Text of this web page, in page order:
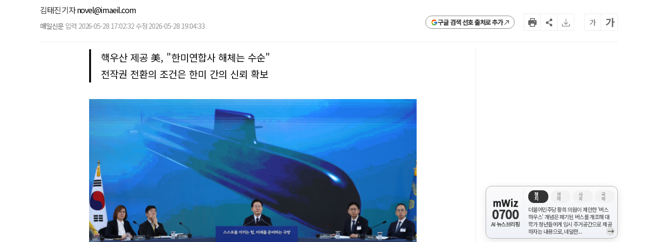
김태진 기자novel@imaeil.com
매일신문 입력 2026-05-28 17:02:32 수정 2026-05-28 19:04:33 구글 검색 선호 출처로 추가 가 가
핵우산 제공 美, "한미연합사 해체는 수순"
전작권 전환의 조건은 한미 간의 신뢰 확보
mWiz
0700
AI 뉴스브리핑
정
치
경
제
사
회
국
제
더불어민주당 황희 의원이 제안한 '버스
하우스' 개념은 폐기된 버스를 개조해 대
학가 청년들에게 임시 주거공간으로 제공
하자는 내용으로, 네덜란...
→